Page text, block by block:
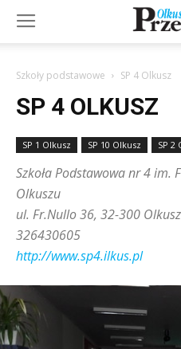
Szkoły podstawowe SP 4 Olkusz
SP 4 OLKUSZ
SP 1 Olkusz SP 10 Olkusz SP 2
Szkoła Podstawowa nr 4 im.
Olkuszu
ul. Fr.Nullo 36, 32-300 Olkusz
326430605
http://www.sp4.ilkus.pl